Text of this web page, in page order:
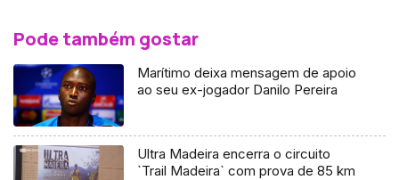
Pode também gostar
Marítimo deixa mensagem de apoio
ao seu ex-jogador Danilo Pereira
Ultra Madeira encerra o circuito
`Trail Madeira` com prova de 85 km